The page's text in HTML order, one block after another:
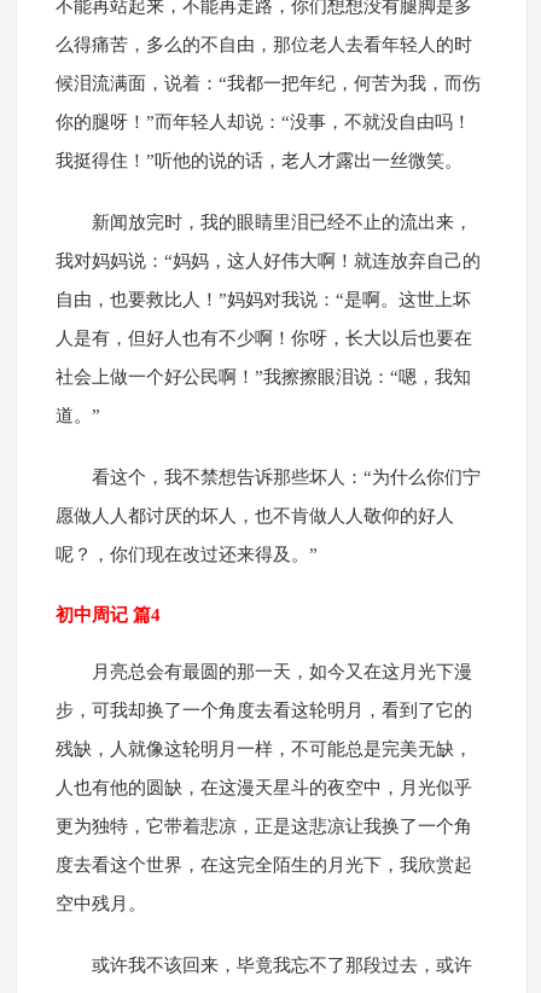
不能再站起来，不能再走路，你们想想没有腿脚是多
么得痛苦，多么的不自由，那位老人去看年轻人的时
候泪流满面，说着：“我都一把年纪，何苦为我，而伤
你的腿呀！”而年轻人却说：“没事，不就没自由吗！
我挺得住！”听他的说的话，老人才露出一丝微笑。
新闻放完时，我的眼睛里泪已经不止的流出来，
我对妈妈说：“妈妈，这人好伟大啊！就连放弃自己的
自由，也要救比人！”妈妈对我说：“是啊。这世上坏
人是有，但好人也有不少啊！你呀，长大以后也要在
社会上做一个好公民啊！”我擦擦眼泪说：“嗯，我知
道。”
看这个，我不禁想告诉那些坏人：“为什么你们宁
愿做人人都讨厌的坏人，也不肯做人人敬仰的好人
呢？，你们现在改过还来得及。”
初中周记 篇4
月亮总会有最圆的那一天，如今又在这月光下漫
步，可我却换了一个角度去看这轮明月，看到了它的
残缺，人就像这轮明月一样，不可能总是完美无缺，
人也有他的圆缺，在这漫天星斗的夜空中，月光似乎
更为独特，它带着悲凉，正是这悲凉让我换了一个角
度去看这个世界，在这完全陌生的月光下，我欣赏起
空中残月。
或许我不该回来，毕竟我忘不了那段过去，或许